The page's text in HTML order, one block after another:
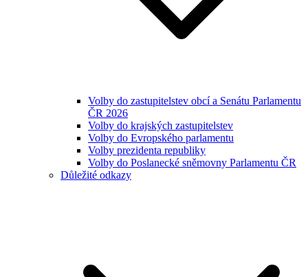
Volby do zastupitelstev obcí a Senátu Parlamentu
ČR 2026
Volby do krajských zastupitelstev
Volby do Evropského parlamentu
Volby prezidenta republiky
Volby do Poslanecké sněmovny Parlamentu ČR
Důležité odkazy